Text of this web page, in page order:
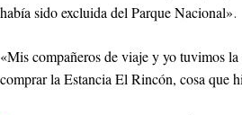
había sido excluida del Parque Nacional».
«Mis compañeros de viaje y yo tuvimos
comprar la Estancia El Rincón, cosa que